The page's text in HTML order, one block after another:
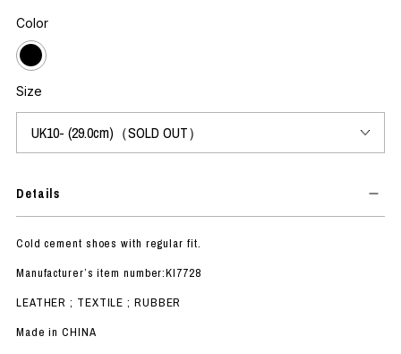
Color
Size
Details
Cold cement shoes with regular fit.
Manufacturer’s item number:KI7728
LEATHER ; TEXTILE ; RUBBER
Made in CHINA